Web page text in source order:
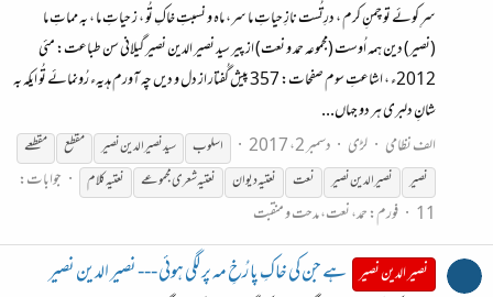
سرِ کوئے تو چمنِ کرم ، درِتُست نازِ حیاتِ ما سر، ماہ و نسبتِ خاکِ تُو ، ز حیاتِ ما ، بہ مماتِ ما
(نصیر) دین ہمہ اُوست (مجموعہ حمد و نعت) از پیر سید نصیر الدین نصیر گیلانی سن طباعت: مئی
2012ء ، اشاعتِ سوم صفحات: 357 پیش گُفتار از دل و دیں چہ آورم ہدیہء رُونمائے تُو ایکہ بہ
شانِ دلبری ہر دو جہاں...
الف نظامی
لڑی دسمبر 2، 2017 اسلوب سید نصیر الدین نصیر مقطع
مقطعے
نصیر
نصیر الدین نصیر نعت نعتیہدیوان نعتیہشعری مجموعے نعتیہکلام
جوابات:
11
فورم:حمد، نعت، مدحت و منقبت
نصیر الدین نصیر ہے جن کی خاکِ پا رُخِ مہ پر لگی ہوئی --- نصیر الدین نصیر